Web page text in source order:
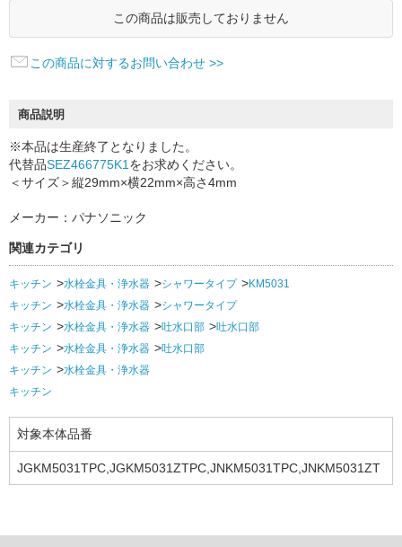
この商品は販売しておりません
この商品に対するお問い合わせ >>
商品説明
※本品は生産終了となりました。
代替品SEZ466775K1 をお求めください。
＜サイズ＞縦29mm×横22mm×高さ4mm
メーカー：パナソニック
関連カテゴリ
キッチン 水栓金具・浄水器 シャワータイプ
KM5031
キッチン
水栓金具・浄水器
シャワータイプ
キッチン
水栓金具・浄水器 吐水口部
吐水口部
キッチン
水栓金具・浄水器
吐水口部
キッチン
水栓金具・浄水器
キッチン
対象本体品番
JGKM5031TPC,JGKM5031ZTPC,JNKM5031TPC,JNKM5031ZT
PC